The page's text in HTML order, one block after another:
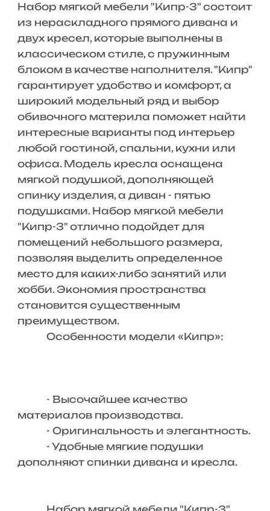
Набор мягкой мебели "Кипр-3" состоит
из нераскладного прямого дивана и
двух кресел, которые выполнены в
классическом стиле, с пружинным
блоком в качестве наполнителя. "Кипр"
гарантирует удобство и комфорт, а
широкий модельный ряд и выбор
обивочного материла поможет найти
интересные варианты под интерьер
любой гостиной, спальни, кухни или
офиса. Модель кресла оснащена
мягкой подушкой, дополняющей
спинку изделия, а диван - пятью
подушками. Набор мягкой мебели
"Кипр-3" отлично подойдет для
помещений небольшого размера,
позволяя выделить определенное
место для каких-либо занятий или
хобби. Экономия пространства
становится существенным
преимуществом.
Особенности модели «Кипр»:
- Высочайшее качество
материалов производства.
- Оригинальность и элегантность.
- Удобные мягкие подушки
дополняют спинки дивана и кресла.